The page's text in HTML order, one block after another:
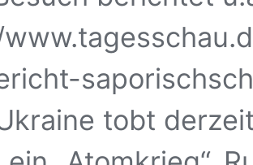
tobt